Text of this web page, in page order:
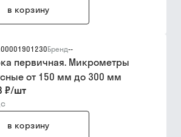
в корзину
00001901230Бренд--
первичная. Микрометры
от 150 мм до 300 мм
₽/шт
в корзину